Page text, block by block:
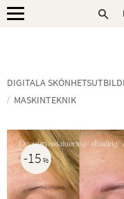
DIGITALA
MASKINTEKNIK
15 %